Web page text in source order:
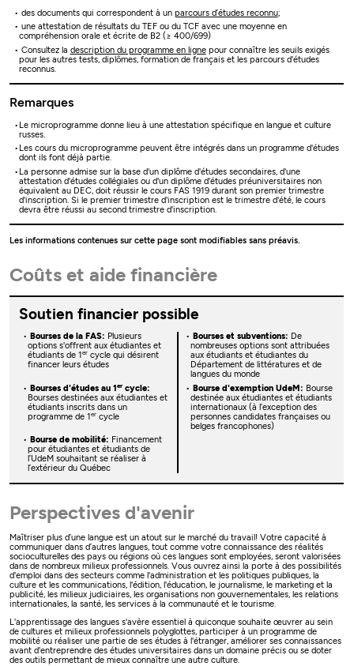
des documents qui correspondent à un parcours d’études reconnu;
une attestation de résultats du TEF ou du TCF avec une moyenne en
compréhension orale et écrite de B2 (≥ 400/699)
Consultez la description du programme en lignepour connaître les seuils exigés
pour les autres tests, diplômes, formation de français et les parcours d'études
reconnus.
Remarques
Le microprogramme donne lieu à une attestation spécifique en langue et culture
russes.
Les cours du microprogramme peuvent être intégrés dans un programme d'études
dont ils font déjà partie.
La personne admise sur la base d'un diplôme d'études secondaires, d'une
attestation d'études collégiales ou d'un diplôme d'études préuniversitaires non
équivalent au DEC, doit réussir le cours FAS 1919 durant son premier trimestre
d'inscription. Si le premier trimestre d'inscription est le trimestre d'été, le cours
devra être réussi au second trimestre d'inscription.
Les informations contenues sur cette page sont modifiables sans préavis.
Coûts et aide financière
Soutien financier possible
Bourses de la FAS: Plusieurs
options s'offrent aux étudiantes et
étudiants de 1 ercycle qui désirent
financer leurs études
Bourses et subventions: De
nombreuses options sont attribuées
aux étudiants et étudiantes du
Département de littératures et de
langues du monde
Bourses d'études au 1ercycle:
Bourses destinées aux étudiantes et
étudiants inscrits dans un
programme de 1ercycle
Bourse d'exemption UdeM: Bourse
destinée aux étudiantes et étudiants
internationaux (à l’exception des
personnes candidates françaises ou
belges francophones)
Bourse de mobilité: Financement
pour étudiantes et étudiants de
l’UdeM souhaitant se réaliser à
l’extérieur du Québec
Perspectives d'avenir
Maîtriser plus d’une langue est un atout sur le marché du travail! Votre capacité à
communiquer dans d’autres langues, tout comme votre connaissance des réalités
socioculturelles des pays ou régions où ces langues sont employées, seront valorisées
dans de nombreux milieux professionnels. Vous ouvrez ainsi la porte à des possibilités
d'emploi dans des secteurs comme l'administration et les politiques publiques, la
culture et les communications, l'édition, l'éducation, le journalisme, le marketing et la
publicité, les milieux judiciaires, les organisations non gouvernementales, les relations
internationales, la santé, les services à la communauté et le tourisme.
L'apprentissage des langues s'avère essentiel à quiconque souhaite œuvrer au sein
de cultures et milieux professionnels polyglottes, participer à un programme de
mobilité ou réaliser une partie de ses études à l'étranger, améliorer ses connaissances
avant d'entreprendre des études universitaires dans un domaine précis ou se doter
des outils permettant de mieux connaître une autre culture.